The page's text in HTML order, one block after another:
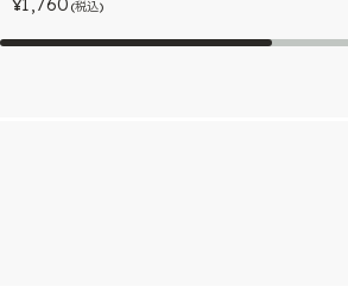
¥ (税込)